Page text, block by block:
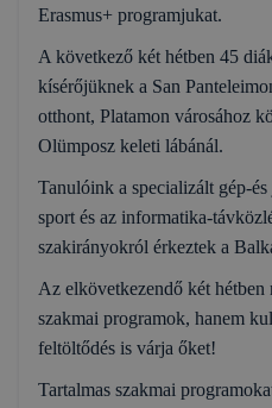
Erasmus+ programjukat.
A következő két hétben 45
kísérőjüknek a San
otthont, Platamon városához
Olümposz keleti lábánál.
Tanulóink a specializált gép-és
sport és az informatika-
szakirányokról érkeztek a
Az elkövetkezendő két hétben
szakmai programok, hanem
feltöltődés is várja őket!
Tartalmas szakmai